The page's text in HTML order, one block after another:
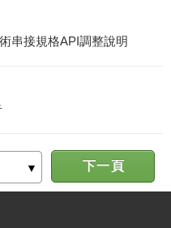
串接規格API調整說明
下一頁